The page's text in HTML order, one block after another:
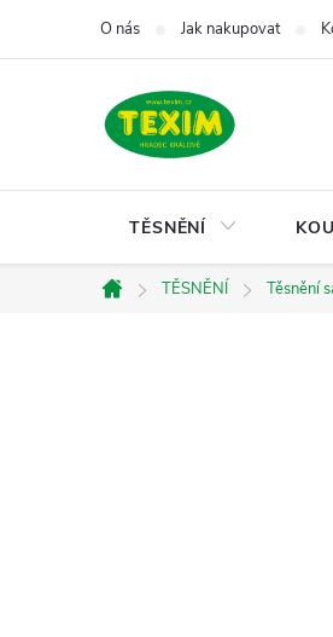
O nás Jak nakupovat
TĚSNĚNÍ
Domů
TĚSNĚNÍ Těsnění